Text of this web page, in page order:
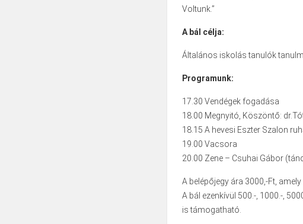
Voltunk.”
A bál célja:
Általános iskolás tanulók
Programunk:
17.30 Vendégek fogadása
18.00 Megnyitó, Köszöntő:
18.15 A hevesi Eszter Szalon
19.00 Vacsora
20.00 Zene – Csuhai Gábor
A belépőjegy ára 3000,-Ft,
A bál ezenkívül 500.-, 1000.-,
is támogatható.